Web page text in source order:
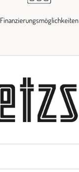
Finanzierungsmöglichkeiten